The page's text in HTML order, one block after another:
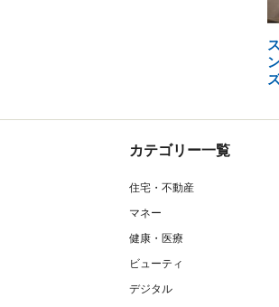
カテゴリー一覧
住宅・不動産
マネー
健康・医療
ビューティ
デジタル